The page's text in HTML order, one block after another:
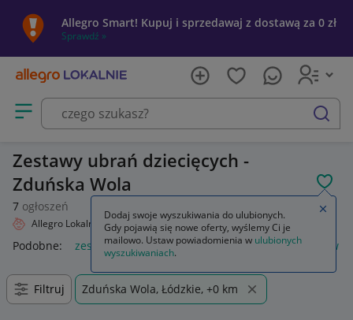
Allegro Smart! Kupuj i sprzedawaj z dostawą za 0 zł
Sprawdź »
Otwórz menu z kategoriami
szukaj
Zestawy ubrań dziecięcych -
Zduńska Wola
7 ogłoszeń
Allegro Lokalnie Dziecko Odzież Zestawy ubrań
Podobne: zestawy ubrań zestaw damskich ubrań zestaw
Filtruj Zduńska Wola, Łódzkie, +0 km
Dodaj swoje wyszukiwania do ulubionych.
Gdy pojawią się nowe oferty, wyślemy Ci je
mailowo. Ustaw powiadomienia w ulubionych
wyszukiwaniach.